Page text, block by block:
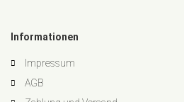
Informationen
Impressum
AGB